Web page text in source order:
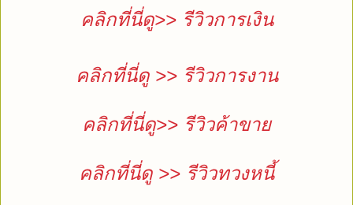
คลิกที่นี่ดู>> รีวิวการเงิน
คลิกที่นี่ดู >> รีวิวการงาน
คลิกที่นี่ดู>> รีวิวค้าขาย
คลิกที่นี่ดู >> รีวิวทวงหนี้